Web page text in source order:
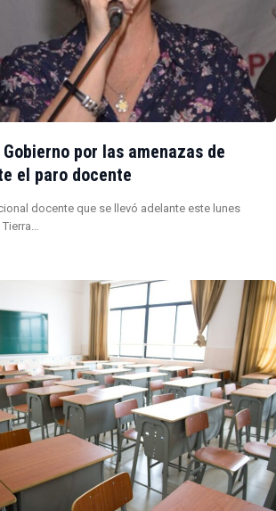
por las amenazas de
el paro docente
docente que se llevó adelante este lunes